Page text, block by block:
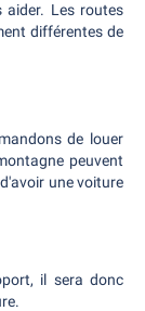
aider. Les routes
différentes de
de louer
peuvent
une voiture
il sera donc